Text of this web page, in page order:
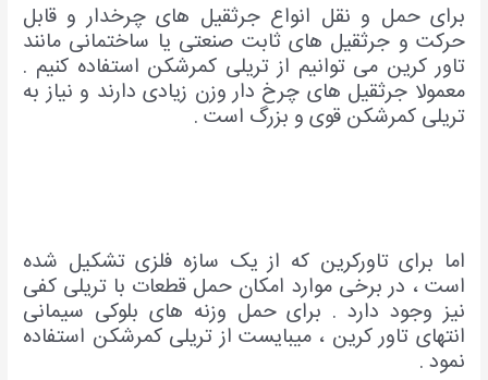
برای حمل و نقل انواع جرثقیل های چرخدار و قابل
حرکت و جرثقیل های ثابت صنعتی یا ساختمانی مانند
تاور کرین می توانیم از تریلی کمرشکن استفاده کنیم .
معمولا جرثقیل های چرخ دار وزن زیادی دارند و نیاز به
تریلی کمرشکن قوی و بزرگ است .
اما برای تاورکرین که از یک سازه فلزی تشکیل شده
است ، در برخی موارد امکان حمل قطعات با تریلی کفی
نیز وجود دارد . برای حمل وزنه های بلوکی سیمانی
انتهای تاور کرین ، میبایست از تریلی کمرشکن استفاده
نمود .